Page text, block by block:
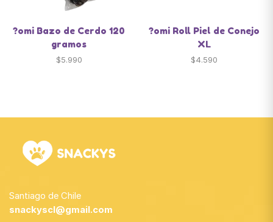
?omi Bazo de Cerdo 120
gramos
$5.990
?omi Roll Piel de Conejo
XL
$4.590
Santiago de Chile
snackyscl@gmail.com